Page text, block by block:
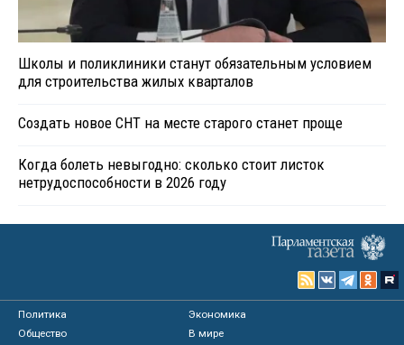
Школы и поликлиники станут обязательным условием
для строительства жилых кварталов
Создать новое СНТ на месте старого станет проще
Когда болеть невыгодно: сколько стоит листок
нетрудоспособности в 2026 году
Политика
Экономика
Общество
В мире